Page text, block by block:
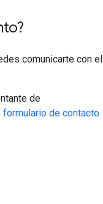
comunicarte con el
de
formulario de contacto